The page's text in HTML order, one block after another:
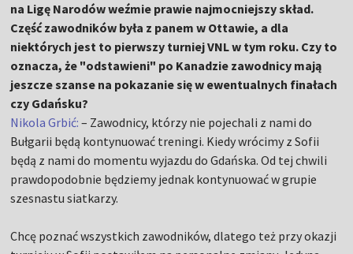
na Ligę Narodów weźmie prawie najmocniejszy skład.
Część zawodników była z panem w Ottawie, a dla
niektórych jest to pierwszy turniej VNL w tym roku. Czy to
oznacza, że "odstawieni" po Kanadzie zawodnicy mają
jeszcze szanse na pokazanie się w ewentualnych finałach
czy Gdańsku?
Nikola Grbić: – Zawodnicy, którzy nie pojechali z nami do
Bułgarii będą kontynuować treningi. Kiedy wrócimy z Sofii
będą z nami do momentu wyjazdu do Gdańska. Od tej chwili
prawdopodobnie będziemy jednak kontynuować w grupie
szesnastu siatkarzy.
Chcę poznać wszystkich zawodników, dlatego też przy okazji